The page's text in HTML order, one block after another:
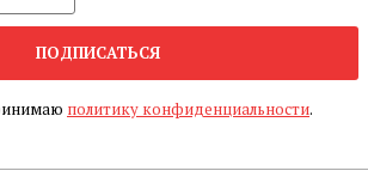
ПОДПИСАТЬСЯ
политику конфиденциальности.